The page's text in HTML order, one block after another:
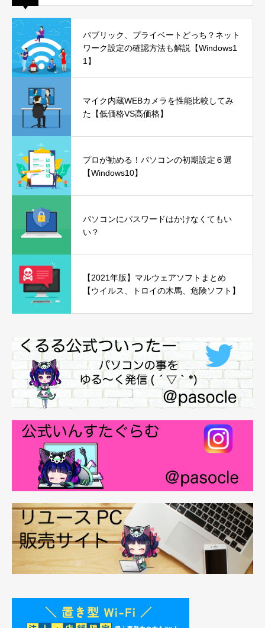
パブリック、プライベートどっち？ネット
ワーク設定の確認方法も解説【Windows1
1】
マイク内蔵WEBカメラを性能比較してみ
た【低価格VS高価格】
プロが勧める！パソコンの初期設定６選
【Windows10】
パソコンにパスワードはかけなくてもい
い？
【2021年版】マルウェアソフトまとめ
【ウイルス、トロイの木馬、危険ソフト】